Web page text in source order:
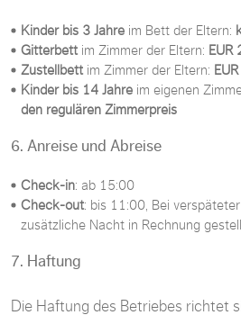
Kinder bis 3 Jahre im Bett der Eltern:
Gitterbett im Zimmer der Eltern: EUR
Zustellbett im Zimmer der Eltern:
Kinder bis 14 Jahre im eigenen
den regulären Zimmerpreis
6. Anreise und Abreise
Check-in: ab 15:00
Check-out: bis 11:00, Bei
zusätzliche Nacht in Rechnung
7. Haftung
Die Haftung des Betriebes richtet